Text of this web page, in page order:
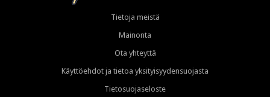
Tietoja meistä
Mainonta
Ota yhteyttä
Käyttöehdot ja tietoa yksityisyydensuojasta
Tietosuojaseloste